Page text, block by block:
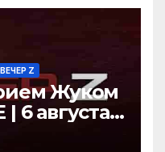
Z
Жуком
6 августа